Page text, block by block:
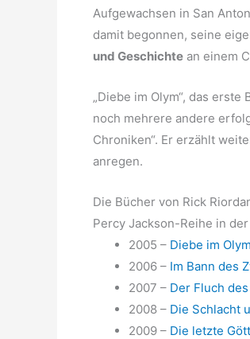
Aufgewachsen in San
damit begonnen, seine
und Geschichte an einem
„Diebe im Olym“, das
noch mehrere andere
Chroniken“. Er erzählt
anregen.
Die Bücher von Rick
Percy Jackson-Reihe in
2005 – Diebe im
2006 – Im Bann des
2007 – Der Fluch
2008 – Die Schlacht
2009 – Die letzte